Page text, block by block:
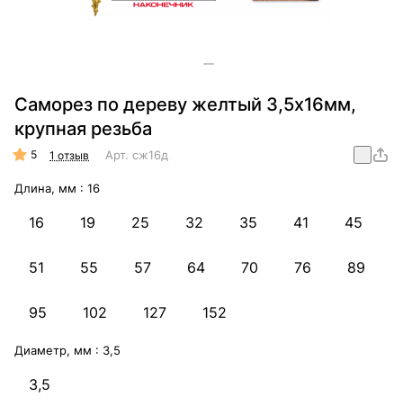
Саморез по дереву желтый 3,5х16мм,
крупная резьба
5 1 отзыв Арт. сж16д
Длина, мм : 16
16 19 25 32 35 41 45
51 55 57 64 70 76 89
95 102 127 152
Диаметр, мм : 3,5
3,5